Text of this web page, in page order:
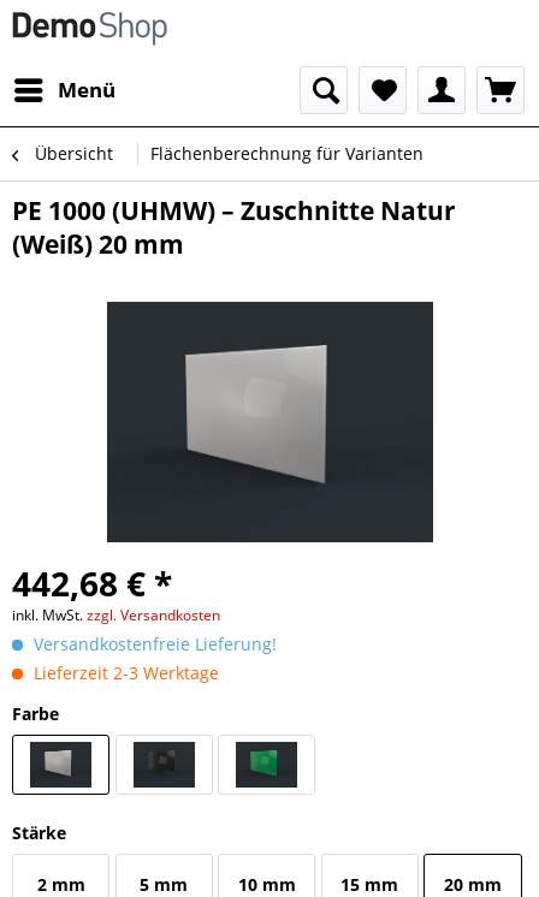
Menü
Übersicht Flächenberechnung für Varianten
PE 1000 (UHMW) – Zuschnitte Natur
(Weiß) 20 mm
442,68 € *
inkl. MwSt.zzgl. Versandkosten
Versandkostenfreie Lieferung!
Lieferzeit 2-3 Werktage
Farbe
Stärke
2 mm 5 mm 10 mm 15 mm 20 mm